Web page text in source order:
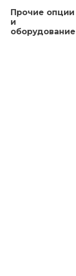
Прочие опции
и
оборудование